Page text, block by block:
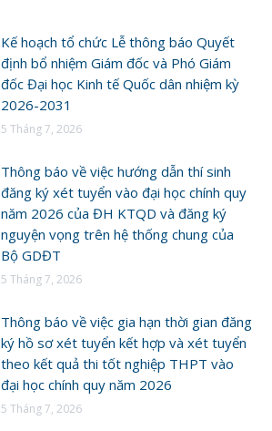
Kế hoạch tổ chức Lễ thông báo Quyết
định bổ nhiệm Giám đốc và Phó Giám
đốc Đại học Kinh tế Quốc dân nhiệm kỳ
2026-2031
5 Tháng 7, 2026
Thông báo về việc hướng dẫn thí sinh
đăng ký xét tuyển vào đại học chính quy
năm 2026 của ĐH KTQD và đăng ký
nguyện vọng trên hệ thống chung của
Bộ GDĐT
5 Tháng 7, 2026
Thông báo về việc gia hạn thời gian đăng
ký hồ sơ xét tuyển kết hợp và xét tuyển
theo kết quả thi tốt nghiệp THPT vào
đại học chính quy năm 2026
5 Tháng 7, 2026